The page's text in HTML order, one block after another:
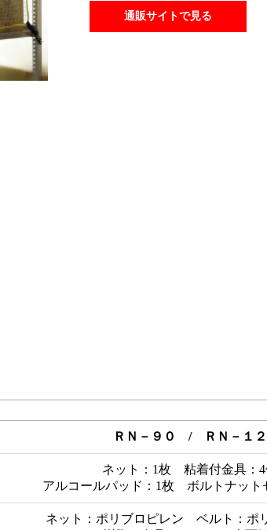
通販サイトで見る
ＲＮ－９０ / ＲＮ－１２
ネット：1枚 粘着付金具：4
アルコールパッド：1枚 ボルトナット
ネット：ポリブロピレン ベルト：ポ